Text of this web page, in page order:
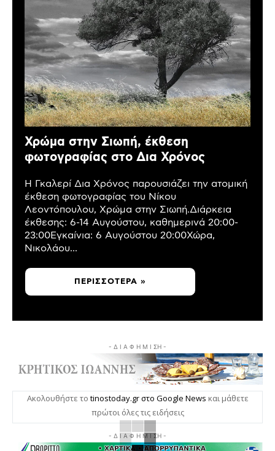
Χρώμα στην Σιωπή, έκθεση
φωτογραφίας στο Δια Χρόνος
Η Γκαλερί Δια Χρόνος παρουσιάζει την ατομική
έκθεση φωτογραφίας του Νίκου
Λεοντόπουλου, Χρώμα στην Σιωπή.Διάρκεια
έκθεσης: 6-14 Αυγούστου, καθημερινά 20:00-
23:00Εγκαίνια: 6 Αυγούστου 20:00Χώρα,
Νικολάου...
ΠΕΡΙΣΣΌΤΕΡΑ »
- Δ Ι Α Φ Η Μ Ι ΣΗ -
Ακολουθήστε το tinostoday.gr στο Google News και μάθετε
πρώτοι όλες τις ειδήσεις
- Δ Ι Α Φ Η Μ Ι ΣΗ -